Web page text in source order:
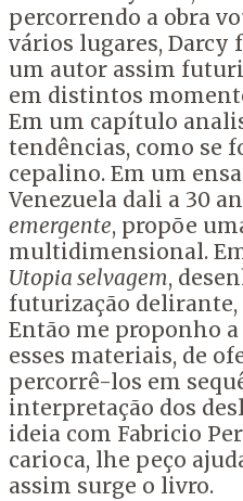
percorrendo a obra
vários lugares, Darcy
um autor assim
em distintos
Em um capítulo
tendências, como se
cepalino. Em um
Venezuela dali a 30
emergente, propõe
multidimensional.
Utopia selvagem,
futurização
Então me proponho
esses materiais, de
percorrê-los em
interpretação dos
ideia com Fabricio
carioca, lhe peço
assim surge o livro.